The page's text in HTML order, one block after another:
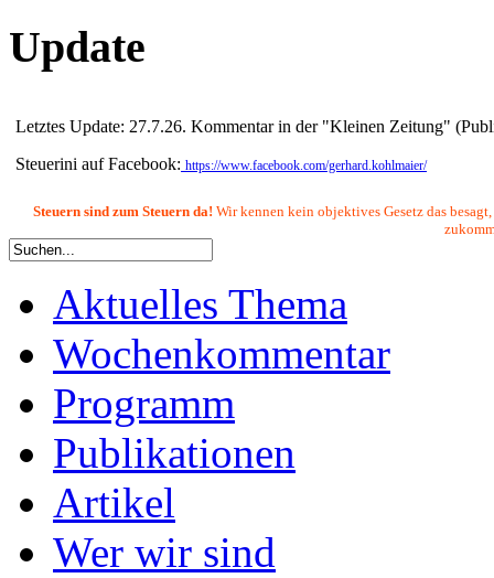
Update
Letztes Update: 27.7.26. Kommentar in der "Kleinen Zeitung"
Steuerini auf Facebook: https://www.facebook.com/gerhard.kohlmaier/
Steuern sind zum Steuern da! Wir kennen kein objektives Gesetz das
Aktuelles Thema
Wochenkommentar
Programm
Publikationen
Artikel
Wer wir sind